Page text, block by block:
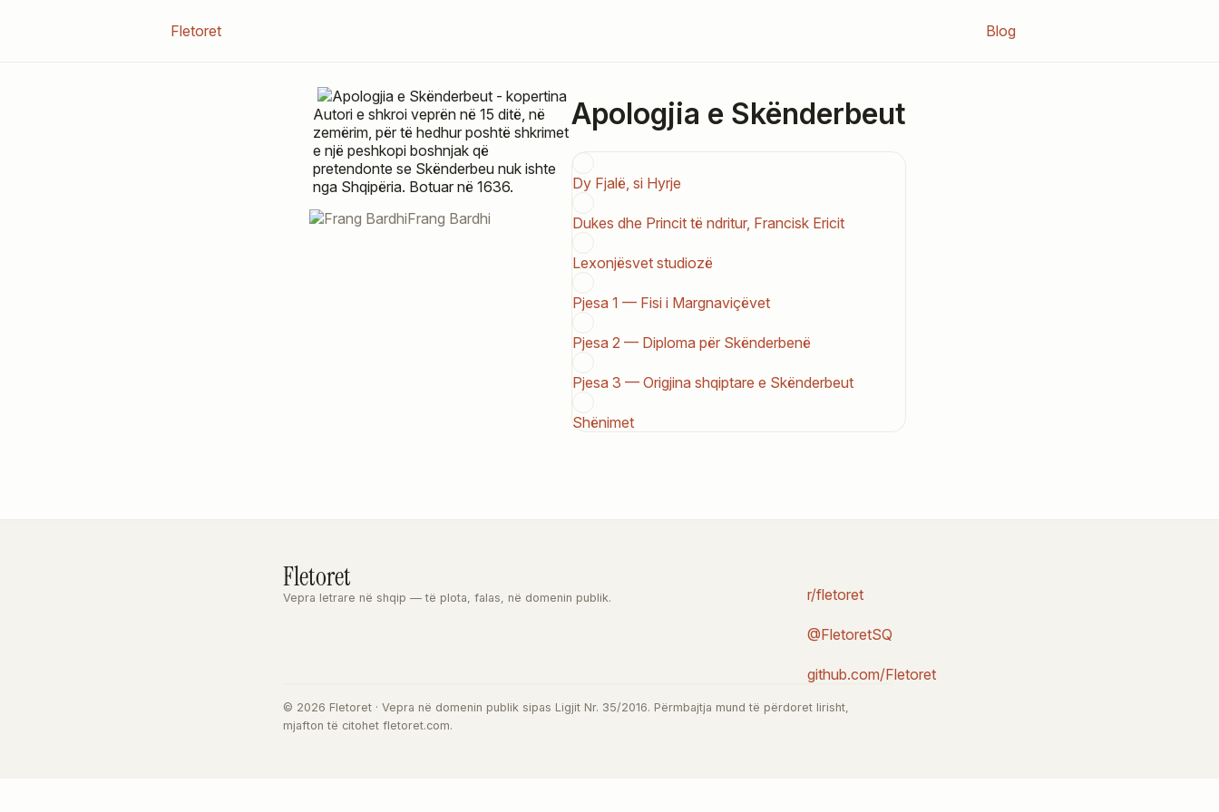
Fletoret Blog
Autori e shkroi veprën në 15 ditë, në
zemërim, për të hedhur poshtë shkrimet
e një peshkopi boshnjak që
pretendonte se Skënderbeu nuk ishte
nga Shqipëria. Botuar në 1636.
Frang Bardhi
Apologjia e Skënderbeut
Dy Fjalë, si Hyrje
Dukes dhe Princit të ndritur, Francisk Ericit
Lexonjësvet studiozë
Pjesa 1 — Fisi i Margnaviçëvet
Pjesa 2 — Diploma për Skënderbenë
Pjesa 3 — Origjina shqiptare e Skënderbeut
Shënimet
Fletoret
Vepra letrare në shqip — të plota, falas, në domenin publik. r/fletoret
@FletoretSQ
github.com/Fletoret
© 2026 Fletoret · Vepra në domenin publik sipas Ligjit Nr. 35/2016. Përmbajtja mund të përdoret lirisht,
mjafton të citohet fletoret.com.